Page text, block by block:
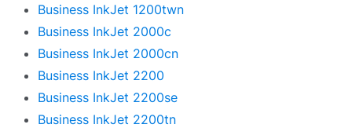
Business InkJet 1200twn
Business InkJet 2000c
Business InkJet 2000cn
Business InkJet 2200
Business InkJet 2200se
Business InkJet 2200tn